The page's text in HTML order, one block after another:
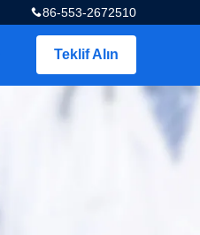
86-553-2672510
Teklif Alın